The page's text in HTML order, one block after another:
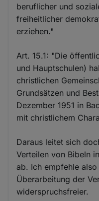
beruflicher und
freiheitlicher
erziehen."
Art. 15.1: "Die
und Hauptschulen)
christlichen
Grundsätzen und
Dezember 1951 in
mit christlichem
Daraus leitet sich
Verteilen von Bibeln
ab. Ich empfehle
Überarbeitung der
widerspruchsfreier.